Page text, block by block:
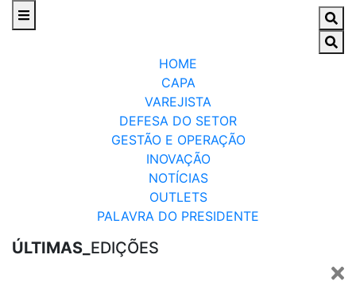
HOME
CAPA
VAREJISTA
DEFESA DO SETOR
GESTÃO E OPERAÇÃO
INOVAÇÃO
NOTÍCIAS
OUTLETS
PALAVRA DO PRESIDENTE
ÚLTIMAS_ EDIÇÕES